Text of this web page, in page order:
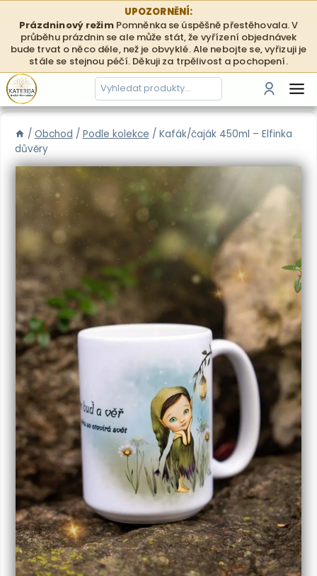
obsah
UPOZORNĚNÍ:
Prázdninový režimPomněnka se úspěšně přestěhovala. V
průběhu prázdnin se ale může stát, že vyřízení objednávek
bude trvat o něco déle, než je obvyklé. Ale nebojte se, vyřizuji je
stále se stejnou péčí. Děkuji za trpělivost a pochopení.
Hledání
/ Obchod / Podle kolekce / Kafák/čaják 450ml – Elfinka
důvěry